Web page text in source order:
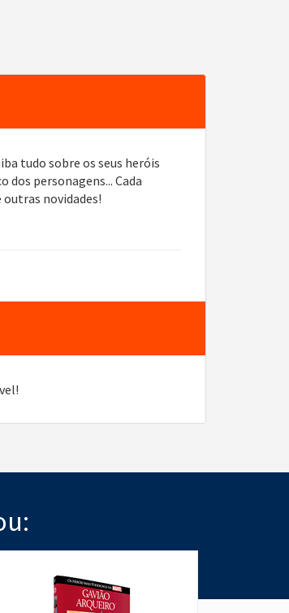
tudo sobre os seus heróis
personagens... Cada
novidades!